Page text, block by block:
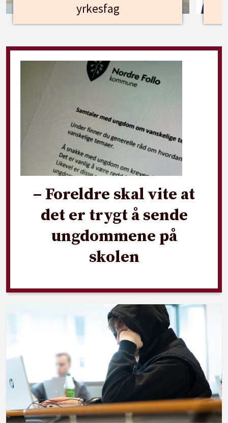
yrkesfag
– Foreldre skal vite at
det er trygt å sende
ungdommene på
skolen